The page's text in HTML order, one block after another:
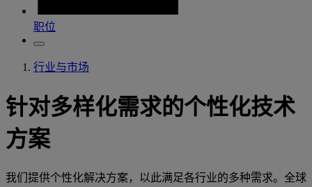
职位
行业与市场
针对多样化需求的个性化技术
方案
我们提供个性化解决方案，以此满足各行业的多种需求。全球